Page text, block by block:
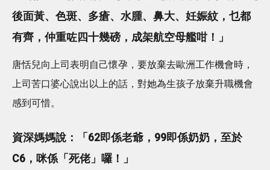
後面黃、色斑、多瘡、水腫、鼻大、妊娠紋，乜都
有齊，仲重咗四十幾磅，成架航空母艦咁！」
唐恬兒向上司表明自己懷孕，要放棄去歐洲工作機會時，
上司苦口婆心說出以上的話，對她為生孩子放棄升職機會
感到可惜。
資深媽媽說：「62即係老爺，99即係奶奶，至於
C6，咪係「死佬」囉！」